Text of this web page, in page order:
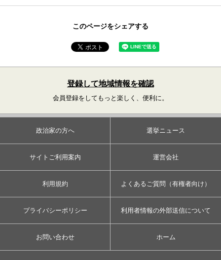
このページをシェアする
登録して地域情報を確認
会員登録をしてもっと楽しく、便利に。
政治家の方へ 選挙ニュース
サイトご利用案内 運営会社
利用規約 よくあるご質問（有権者向け）
プライバシーポリシー 利用者情報の外部送信について
お問い合わせ ホーム